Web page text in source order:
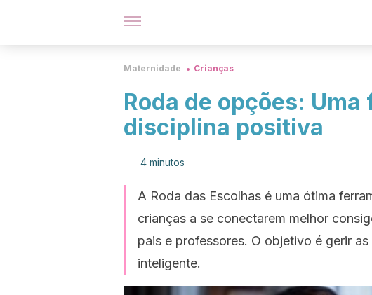
Maternidade Crianças
Roda de opções:
disciplina positiva
4 minutos
A Roda das Escolhas é uma ótima
crianças a se conectarem melhor
pais e professores. O objetivo é gerir
inteligente.